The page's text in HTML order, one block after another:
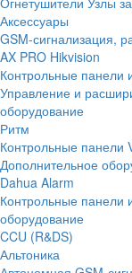
Аксессуары
GSM-сигнализация,
AX PRO Hikvision
Контрольные панели
Управление и
оборудование
Ритм
Контрольные панели
Дополнительное
Dahua Alarm
Контрольные панели
оборудование
CCU (R&DS)
Альтоника